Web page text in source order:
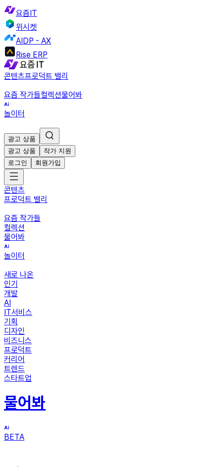
요즘IT
위시켓
AIDP - AX
Rise ERP
콘텐츠프로덕트 밸리
요즘 작가들컬렉션물어봐
놀이터
광고 상품
광고 상품
작가 지원
로그인
회원가입
콘텐츠
프로덕트 밸리
요즘 작가들
컬렉션
물어봐
놀이터
새로 나온
인기
개발
AI
IT서비스
기획
디자인
비즈니스
프로덕트
커리어
트렌드
스타트업
물어봐
BETA